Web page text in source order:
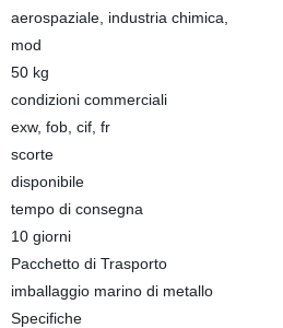
aerospaziale, industria chimica,
mod
50 kg
condizioni commerciali
exw, fob, cif, fr
scorte
disponibile
tempo di consegna
10 giorni
Pacchetto di Trasporto
imballaggio marino di metallo
Specifiche